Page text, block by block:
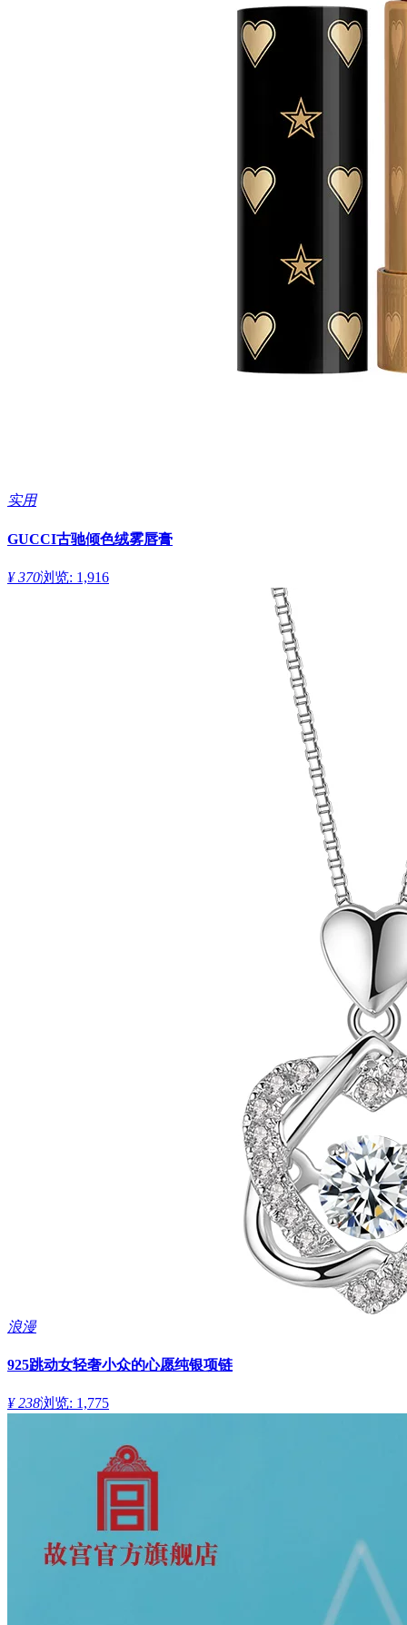
实用
GUCCI古驰倾色绒雾唇膏
¥ 370浏览: 1,916
浪漫
925跳动女轻奢小众的心愿纯银项链
¥ 238浏览: 1,775